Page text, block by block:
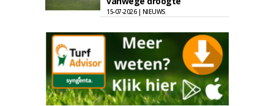
15-07-2026 | NIEUWS